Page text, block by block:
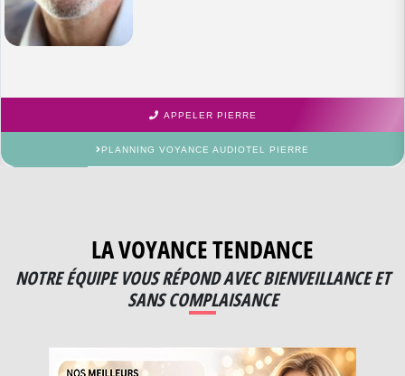
APPELER PIERRE
PLANNING VOYANCE AUDIOTEL PIERRE
LA VOYANCE TENDANCE
NOTRE ÉQUIPE VOUS RÉPOND AVEC BIENVEILLANCE ET
SANS COMPLAISANCE